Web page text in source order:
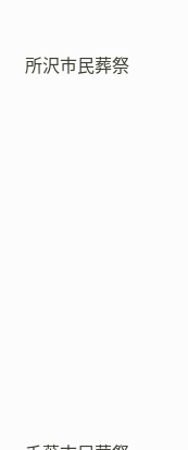
所沢市民葬祭